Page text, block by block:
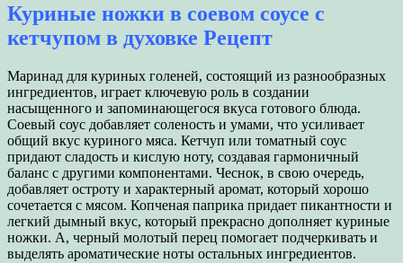
Куриные ножки в соевом соусе с
кетчупом в духовке Рецепт
Маринад для куриных голеней, состоящий из разнообразных
ингредиентов, играет ключевую роль в создании
насыщенного и запоминающегося вкуса готового блюда.
Соевый соус добавляет соленость и умами, что усиливает
общий вкус куриного мяса. Кетчуп или томатный соус
придают сладость и кислую ноту, создавая гармоничный
баланс с другими компонентами. Чеснок, в свою очередь,
добавляет остроту и характерный аромат, который хорошо
сочетается с мясом. Копченая паприка придает пикантности и
легкий дымный вкус, который прекрасно дополняет куриные
ножки. А, черный молотый перец помогает подчеркивать и
выделять ароматические ноты остальных ингредиентов.